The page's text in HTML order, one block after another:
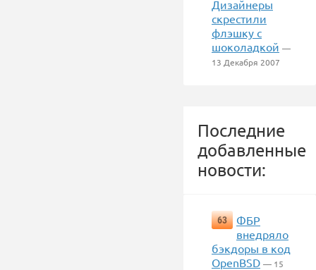
Дизайнеры
скрестили
флэшку с
шоколадкой —
13 Декабря 2007
Последние
добавленные
новости:
63
ФБР
внедряло
бэкдоры в код
OpenBSD — 15